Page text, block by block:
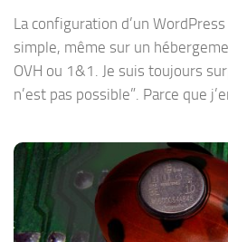
La configuration d’un
simple, même sur un
OVH ou 1&1. Je suis toujours
n’est pas possible”. Parce que